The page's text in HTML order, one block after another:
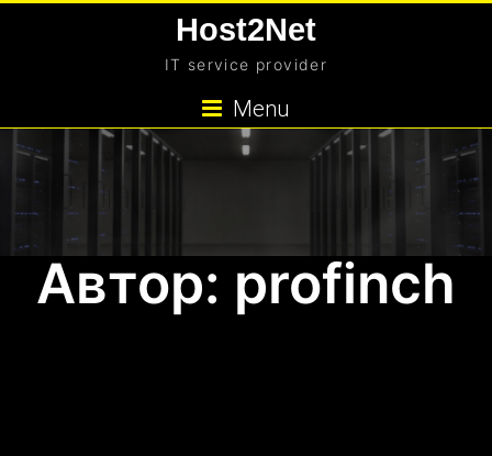
Host2Net
IT service provider
Menu
Автор: profinch